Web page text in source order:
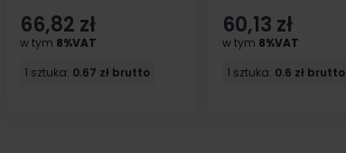
100szt
66,82 zł
w tym 8%VAT
1 sztuka: 0.67 zł brutto
60,13 zł
w tym 8%VAT
1 sztuka: 0.6 zł brutto